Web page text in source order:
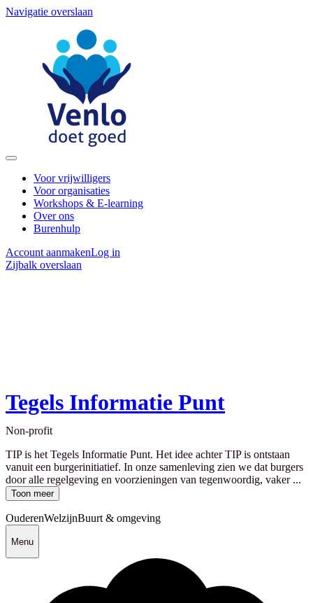
Navigatie overslaan
Voor vrijwilligers
Voor organisaties
Workshops & E-learning
Over ons
Burenhulp
Account aanmakenLog in
Zijbalk overslaan
Tegels Informatie Punt
Non-profit
TIP is het Tegels Informatie Punt. Het idee achter TIP is ontstaan
vanuit een burgerinitiatief. In onze samenleving zien we dat burgers
door alle regelgeving en voorzieningen van tegenwoordig, vaker ...
Toon meer
OuderenWelzijnBuurt & omgeving
Menu